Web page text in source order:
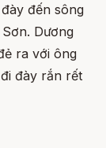
đến sông
Dương
ra với ông
đày rắn rết